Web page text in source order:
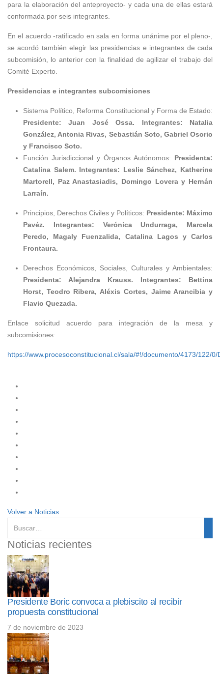
para la elaboración del anteproyecto- y cada una de ellas estará
conformada por seis integrantes.
En el acuerdo -ratificado en sala en forma unánime por el pleno-,
se acordó también elegir las presidencias e integrantes de cada
subcomisión, lo anterior con la finalidad de agilizar el trabajo del
Comité Experto.
Presidencias e integrantes subcomisiones
Sistema Político, Reforma Constitucional y Forma de Estado:
Presidente: Juan José Ossa. Integrantes: Natalia
González, Antonia Rivas, Sebastián Soto, Gabriel Osorio
y Francisco Soto.
Función Jurisdiccional y Órganos Autónomos: Presidenta:
Catalina Salem. Integrantes: Leslie Sánchez, Katherine
Martorell, Paz Anastasiadis, Domingo Lovera y Hernán
Larraín.
Principios, Derechos Civiles y Políticos: Presidente: Máximo
Pavéz. Integrantes: Verónica Undurraga, Marcela
Peredo, Magaly Fuenzalida, Catalina Lagos y Carlos
Frontaura.
Derechos Económicos, Sociales, Culturales y Ambientales:
Presidenta: Alejandra Krauss. Integrantes:
Bettina
Horst, Teodro Ribera, Aléxis Cortes, Jaime Arancibia y
Flavio Quezada.
Enlace solicitud acuerdo para integración de la mesa y
subcomisiones:
https://www.procesoconstitucional.cl/sala/#!/documento/4173/122/
Volver a Noticias
Noticias recientes
Presidente Boric convoca a plebiscito al recibir
propuesta constitucional
7 de noviembre de 2023